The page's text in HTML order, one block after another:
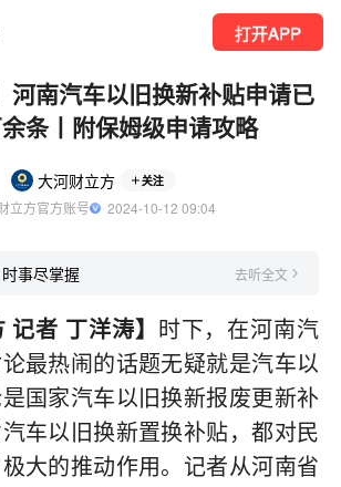
打开APP
河南汽车以旧换新补贴申请已
条丨附保姆级申请攻略
大河财立方 关注
立方官方账号
  2024-10-12 09:04
事尽掌握 去听全文
记者 丁洋涛】 时下，在河南汽
最热闹的话题无疑就是汽车以
是国家汽车以旧换新报废更新补
车以旧换新置换补贴，都对民
大的推动作用。记者从河南省